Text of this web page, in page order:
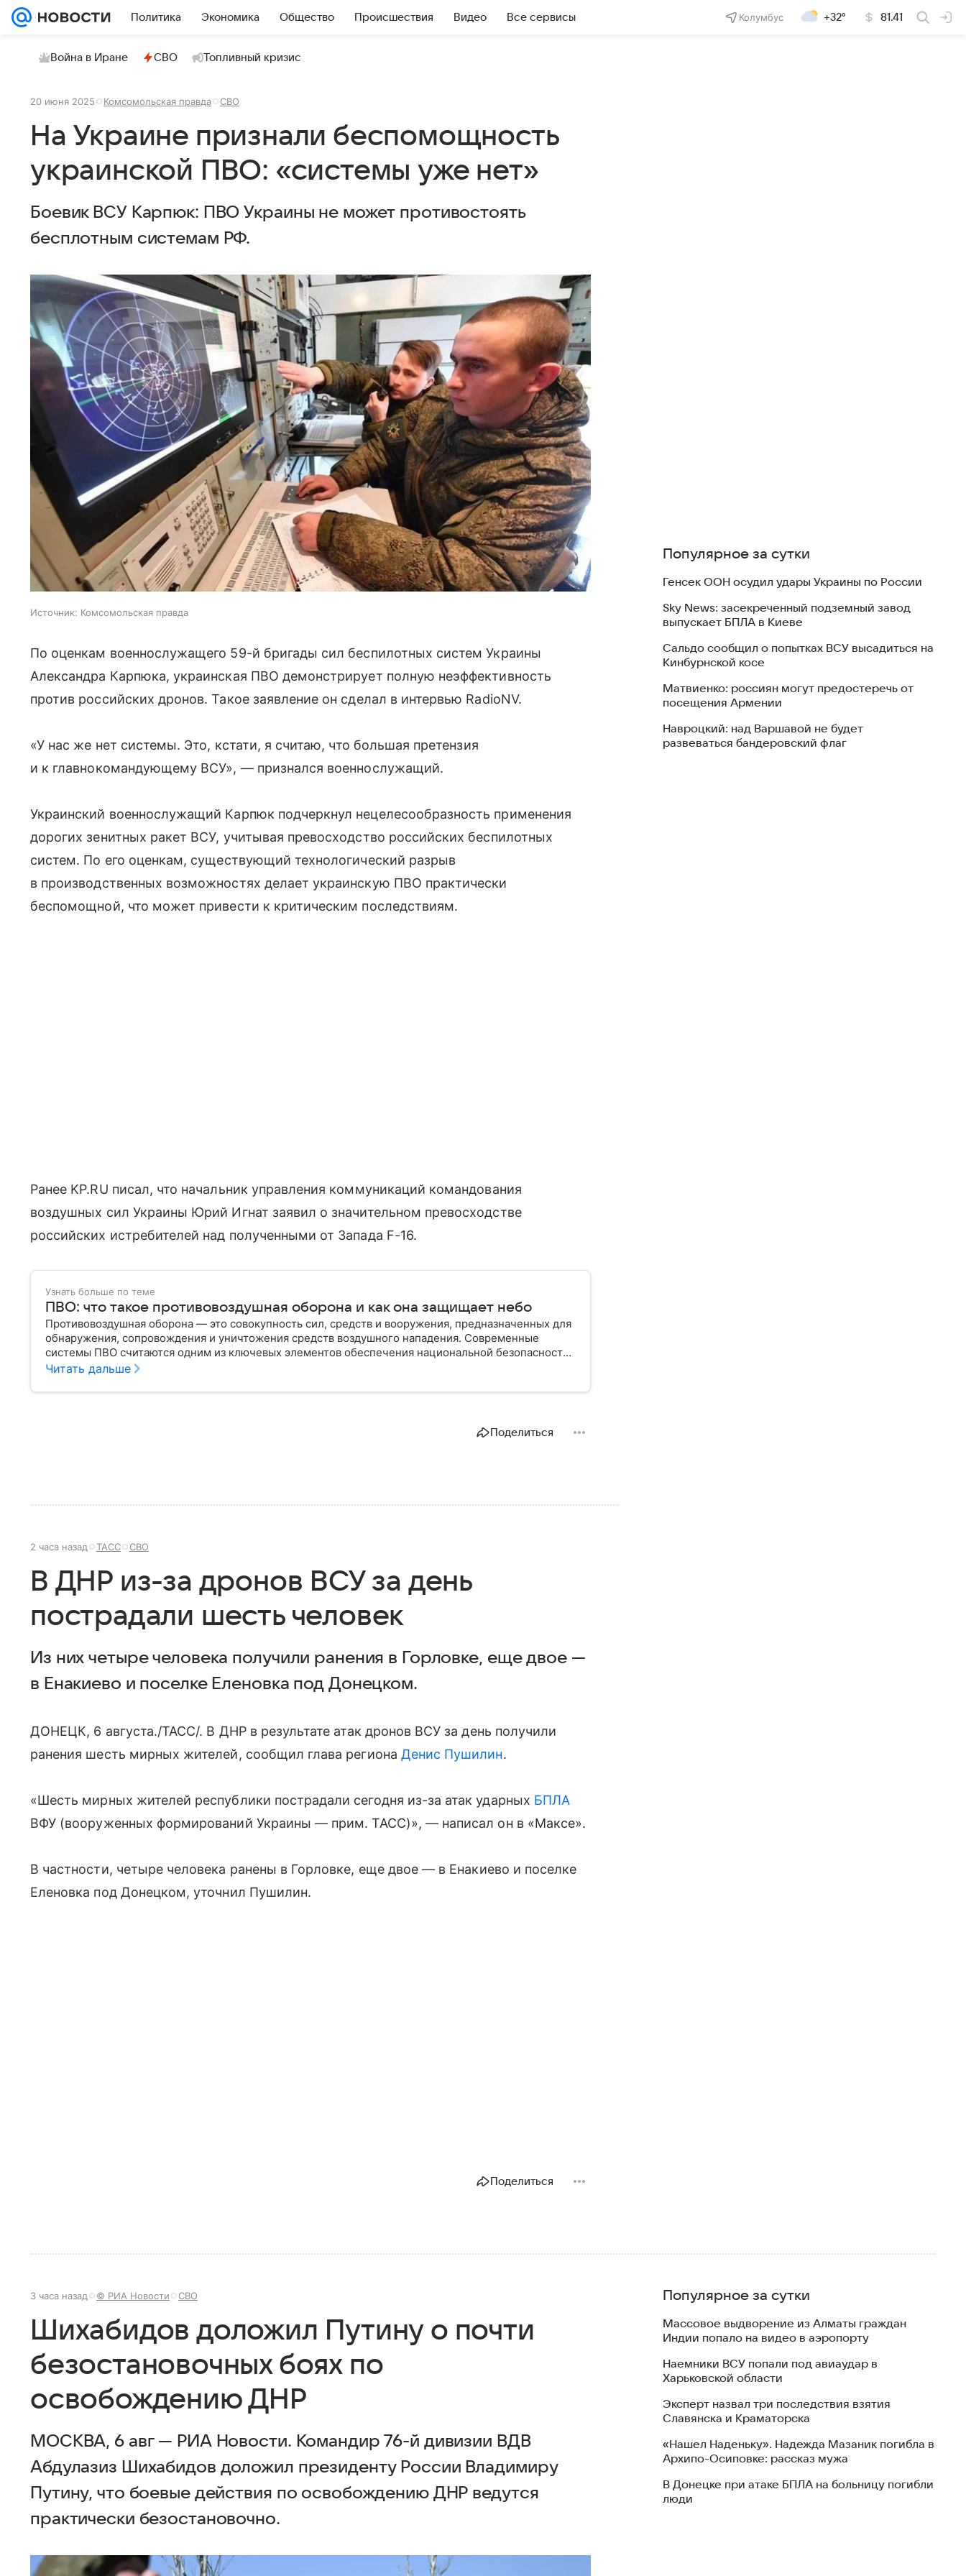
Политика Экономика Общество Происшествия Видео Все сервисы Колумбус +32° 81.41
Война в Иране СВО Топливный кризис
20 июня 2025 Комсомольская правда СВО
На Украине признали беспомощность
украинской ПВО: «системы уже нет»
Боевик ВСУ Карпюк: ПВО Украины не может противостоять
бесплотным системам РФ.
Источник: Комсомольская правда
По оценкам военнослужащего 59-й бригады сил беспилотных систем Украины
Александра Карпюка, украинская ПВО демонстрирует полную неэффективность
против российских дронов. Такое заявление он сделал в интервью RadioNV.
«У нас же нет системы. Это, кстати, я считаю, что большая претензия
и к главнокомандующему ВСУ», — признался военнослужащий.
Украинский военнослужащий Карпюк подчеркнул нецелесообразность применения
дорогих зенитных ракет ВСУ, учитывая превосходство российских беспилотных
систем. По его оценкам, существующий технологический разрыв
в производственных возможностях делает украинскую ПВО практически
беспомощной, что может привести к критическим последствиям.
Ранее KP.RU писал, что начальник управления коммуникаций командования
воздушных сил Украины Юрий Игнат заявил о значительном превосходстве
российских истребителей над полученными от Запада F-16.
Узнать больше по теме
ПВО: что такое противовоздушная оборона и как она защищает небо
Противовоздушная оборона — это совокупность сил, средств и вооружения, предназначенных для
обнаружения, сопровождения и уничтожения средств воздушного нападения. Современные
системы ПВО считаются одним из ключевых элементов обеспечения национальной безопасности
любого государства: собрали о них главное.
Читать дальше
Поделиться
2 часа назад ТАСС СВО
В ДНР из-за дронов ВСУ за день
пострадали шесть человек
Из них четыре человека получили ранения в Горловке, еще двое —
в Енакиево и поселке Еленовка под Донецком.
ДОНЕЦК, 6 августа./ТАСС/. В ДНР в результате атак дронов ВСУ за день получили
ранения шесть мирных жителей, сообщил глава региона Денис Пушилин.
«Шесть мирных жителей республики пострадали сегодня из-за атак ударных БПЛА
ВФУ (вооруженных формирований Украины — прим. ТАСС)», — написал он в «Максе».
В частности, четыре человека ранены в Горловке, еще двое — в Енакиево и поселке
Еленовка под Донецком, уточнил Пушилин.
Поделиться
Популярное за сутки
Генсек ООН осудил удары Украины по России
Sky News: засекреченный подземный завод
выпускает БПЛА в Киеве
Сальдо сообщил о попытках ВСУ высадиться на
Кинбурнской косе
Матвиенко: россиян могут предостеречь от
посещения Армении
Навроцкий: над Варшавой не будет
развеваться бандеровский флаг
3 часа назад © РИА Новости СВО
Шихабидов доложил Путину о почти
безостановочных боях по
освобождению ДНР
МОСКВА, 6 авг — РИА Новости. Командир 76-й дивизии ВДВ
Абдулазиз Шихабидов доложил президенту России Владимиру
Путину, что боевые действия по освобождению ДНР ведутся
практически безостановочно.
Популярное за сутки
Массовое выдворение из Алматы граждан
Индии попало на видео в аэропорту
Наемники ВСУ попали под авиаудар в
Харьковской области
Эксперт назвал три последствия взятия
Славянска и Краматорска
«Нашел Наденьку». Надежда Мазаник погибла в
Архипо-Осиповке: рассказ мужа
В Донецке при атаке БПЛА на больницу погибли
люди